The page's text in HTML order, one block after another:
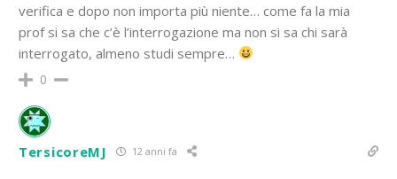
verifica e dopo non importa più niente… come fa la mia
prof si sa che c’è l’interrogazione ma non si sa chi sarà
interrogato, almeno studi sempre…
0
TersicoreMJ 12 anni fa